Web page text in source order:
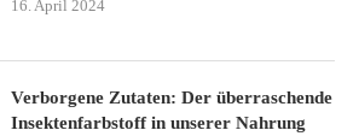
16. April 2024
Verborgene Zutaten: Der überraschende
Insektenfarbstoff in unserer Nahrung